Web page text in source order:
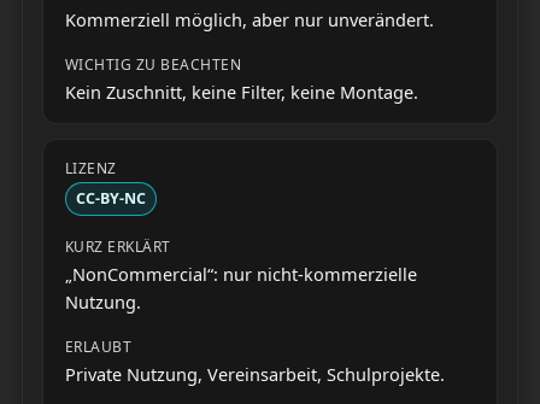
Kommerziell möglich, aber nur unverändert.
Kein Zuschnitt, keine Filter, keine Montage.
CC-BY-NC
„NonCommercial“: nur nicht-kommerzielle
Nutzung.
Private Nutzung, Vereinsarbeit, Schulprojekte.